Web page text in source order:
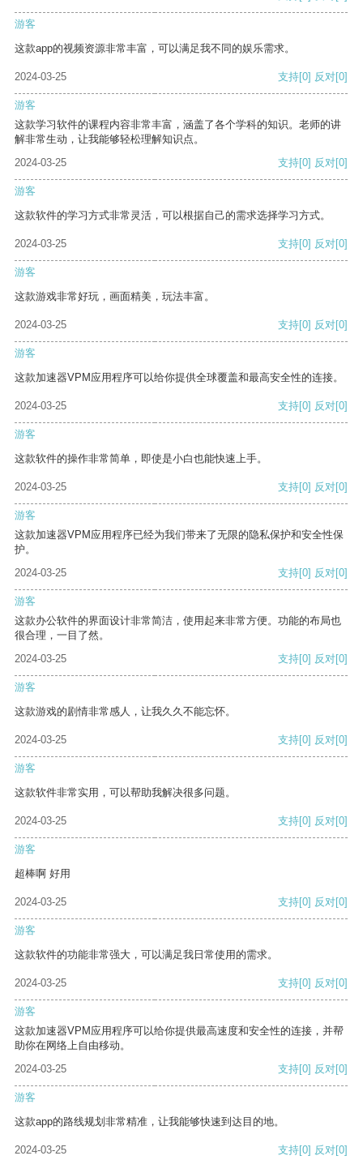
游客
这款app的视频资源非常丰富，可以满足我不同的娱乐需求。
2024-03-25 支持[0] 反对[0]
游客
这款学习软件的课程内容非常丰富，涵盖了各个学科的知识。老师的讲
解非常生动，让我能够轻松理解知识点。
2024-03-25
支持[0] 反对[0]
游客
这款软件的学习方式非常灵活，可以根据自己的需求选择学习方式。
2024-03-25 支持[0] 反对[0]
游客
这款游戏非常好玩，画面精美，玩法丰富。
2024-03-25 支持[0] 反对[0]
游客
这款加速器VPM应用程序可以给你提供全球覆盖和最高安全性的连接。
2024-03-25 支持[0] 反对[0]
游客
这款软件的操作非常简单，即使是小白也能快速上手。
2024-03-25 支持[0] 反对[0]
游客
这款加速器VPM应用程序已经为我们带来了无限的隐私保护和安全性保
护。
2024-03-25
支持[0] 反对[0]
游客
这款办公软件的界面设计非常简洁，使用起来非常方便。功能的布局也
很合理，一目了然。
2024-03-25
支持[0] 反对[0]
游客
这款游戏的剧情非常感人，让我久久不能忘怀。
2024-03-25 支持[0] 反对[0]
游客
这款软件非常实用，可以帮助我解决很多问题。
2024-03-25 支持[0] 反对[0]
游客
超棒啊 好用
2024-03-25 支持[0] 反对[0]
游客
这款软件的功能非常强大，可以满足我日常使用的需求。
2024-03-25 支持[0] 反对[0]
游客
这款加速器VPM应用程序可以给你提供最高速度和安全性的连接，并帮
助你在网络上自由移动。
2024-03-25
支持[0] 反对[0]
游客
这款app的路线规划非常精准，让我能够快速到达目的地。
2024-03-25 支持[0] 反对[0]